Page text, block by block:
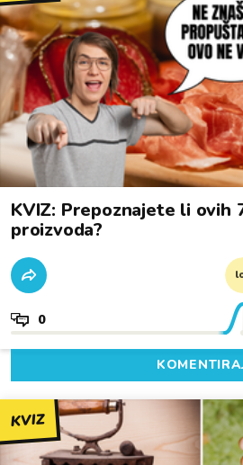
KVIZ: Prepoznajete li ovih
proizvoda?
0
KVIZ